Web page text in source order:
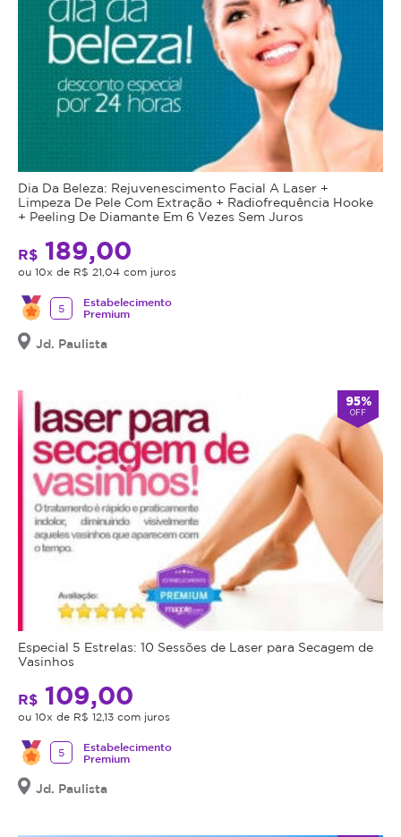
Dia Da Beleza: Rejuvenescimento Facial A Laser +
Limpeza De Pele Com Extração + Radiofrequência Hooke
+ Peeling De Diamante Em 6 Vezes Sem Juros
R$ 189,00
ou 10x de R$ 21,04 com juros
5
Estabelecimento
Premium
Jd. Paulista
95%
OFF
Especial 5 Estrelas: 10 Sessões de Laser para Secagem de
Vasinhos
R$ 109,00
ou 10x de R$ 12,13 com juros
5
Estabelecimento
Premium
Jd. Paulista